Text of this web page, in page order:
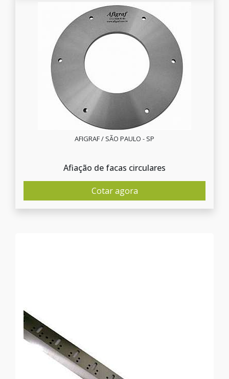
AFIGRAF / SÃO PAULO - SP
Afiação de facas circulares
Cotar agora